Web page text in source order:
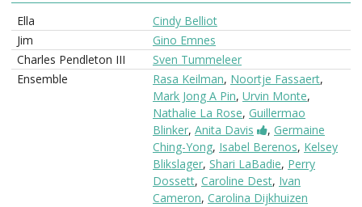
Ella
Cindy Belliot
Jim
Gino Emnes
Charles Pendleton III
Sven Tummeleer
Ensemble
Rasa Keilman, Noortje Fassaert,
Mark Jong A Pin, Urvin Monte,
Nathalie La Rose, Guillermao
Blinker, Anita Davis , Germaine
Ching-Yong, Isabel Berenos, Kelsey
Blikslager, Shari LaBadie, Perry
Dossett, Caroline Dest, Ivan
Cameron, Carolina Dijkhuizen